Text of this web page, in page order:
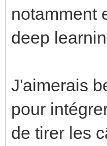
notamment
deep
J'aimerais
pour
de tirer les